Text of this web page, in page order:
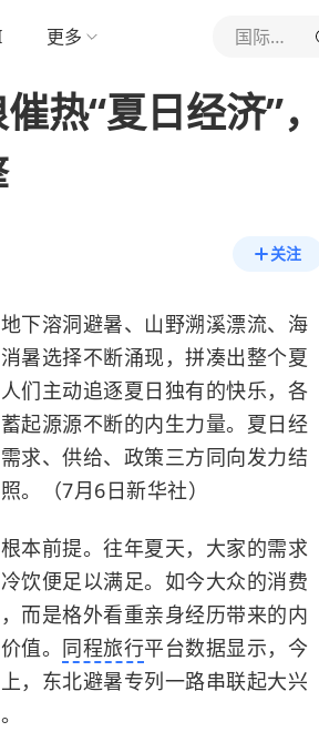
更多 国际在线
热“夏日经济”，
关注
溶洞避暑、山野溯溪漂流、海
暑选择不断涌现，拼凑出整个夏
们主动追逐夏日独有的快乐，各
起源源不断的内生力量。夏日经
求、供给、政策三方同向发力结
。（7月6日新华社）
前提。往年夏天，大家的需求
饮便足以满足。如今大众的消费
而是格外看重亲身经历带来的内
值。 同程旅行平台数据显示，今
，东北避暑专列一路串联起大兴